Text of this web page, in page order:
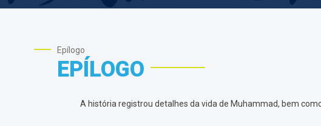
Epílogo
EPÍLOGO
A história registrou detalhes da vida de Muhammad, bem